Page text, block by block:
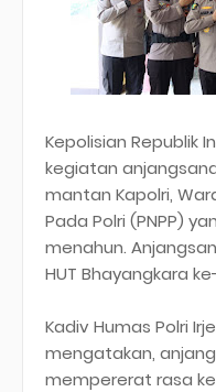
Kepolisian Republik
kegiatan
mantan Kapolri,
Pada Polri (PNPP)
menahun.
HUT Bhayangkara
Kadiv Humas Polri
mengatakan,
mempererat rasa